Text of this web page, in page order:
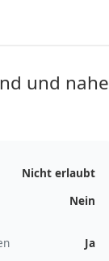
und nahe
Nicht erlaubt
Nein
Ja